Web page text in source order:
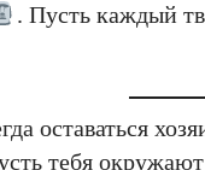
. Пусть каждый
оставаться
тебя